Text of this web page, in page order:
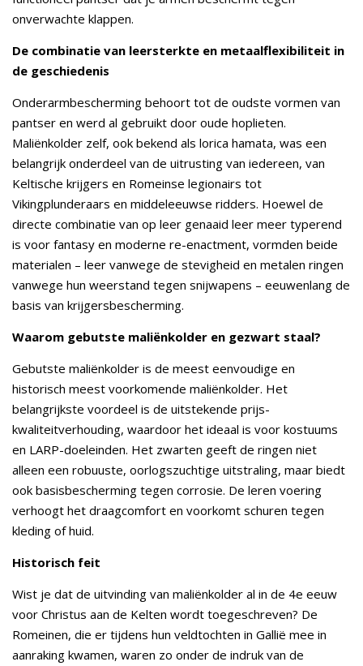
onverwachte klappen.
De combinatie van leersterkte en metaalflexibiliteit in
de geschiedenis
Onderarmbescherming behoort tot de oudste vormen van
pantser en werd al gebruikt door oude hoplieten.
Maliënkolder zelf, ook bekend als lorica hamata, was een
belangrijk onderdeel van de uitrusting van iedereen, van
Keltische krijgers en Romeinse legionairs tot
Vikingplunderaars en middeleeuwse ridders. Hoewel de
directe combinatie van op leer genaaid leer meer typerend
is voor fantasy en moderne re-enactment, vormden beide
materialen – leer vanwege de stevigheid en metalen ringen
vanwege hun weerstand tegen snijwapens – eeuwenlang de
basis van krijgersbescherming.
Waarom gebutste maliënkolder en gezwart staal?
Gebutste maliënkolder is de meest eenvoudige en
historisch meest voorkomende maliënkolder. Het
belangrijkste voordeel is de uitstekende prijs-
kwaliteitverhouding, waardoor het ideaal is voor kostuums
en LARP-doeleinden. Het zwarten geeft de ringen niet
alleen een robuuste, oorlogszuchtige uitstraling, maar biedt
ook basisbescherming tegen corrosie. De leren voering
verhoogt het draagcomfort en voorkomt schuren tegen
kleding of huid.
Historisch feit
Wist je dat de uitvinding van maliënkolder al in de 4e eeuw
voor Christus aan de Kelten wordt toegeschreven? De
Romeinen, die er tijdens hun veldtochten in Gallië mee in
aanraking kwamen, waren zo onder de indruk van de